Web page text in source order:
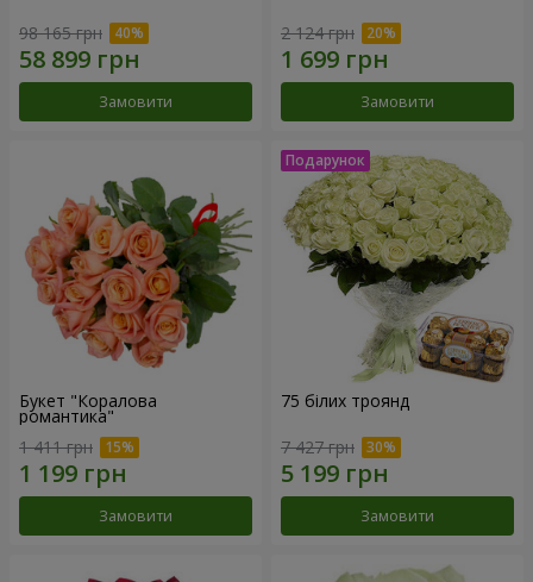
98 165 грн
Замовити
2 124 грн
Замовити
Букет "Коралова
романтика"
1 411 грн
Замовити
75 білих троянд
7 427 грн
Замовити